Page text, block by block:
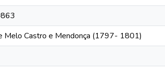
Melo Castro e Mendonça (1797- 1801)